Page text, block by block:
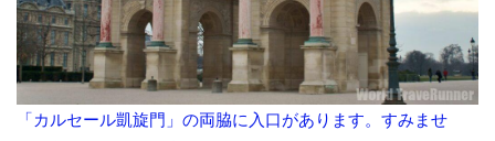
「カルセール凱旋門」の両脇に入口があります。すみませ